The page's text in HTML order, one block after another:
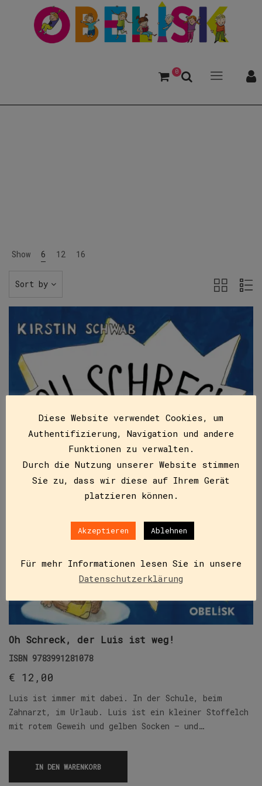
0
Show 6 12 16
Sort by
Oh Schreck, der Luis ist weg!
ISBN 9783991281078
€ 12,00
Luis ist immer mit dabei. In der Schule, beim
Zahnarzt, im Urlaub. Luis ist ein kleiner Stoffelch
mit rotem Geweih und gelben Socken – und…
IN DEN WARENKORB
Diese Website verwendet Cookies, um
Authentifizierung, Navigation und andere
Funktionen zu verwalten.
Durch die Nutzung unserer Website stimmen
Sie zu, dass wir diese auf Ihrem Gerät
platzieren können.
Akzeptieren Ablehnen
Für mehr Informationen lesen Sie in unsere
Datenschutzerklärung